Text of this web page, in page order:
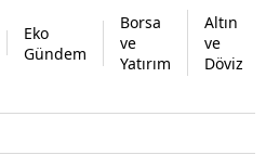
Eko
Gündem
Borsa
ve
Yatırım
Altın
ve
Döviz